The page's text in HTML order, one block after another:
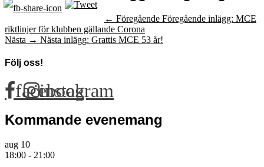
← Föregående Föregående inlägg: MCE
riktlinjer för klubben gällande Corona
Nästa → Nästa inlägg: Grattis MCE 53 år!
Följ oss!
facebook
instagram
Kommande evenemang
aug 10
18:00 - 21:00